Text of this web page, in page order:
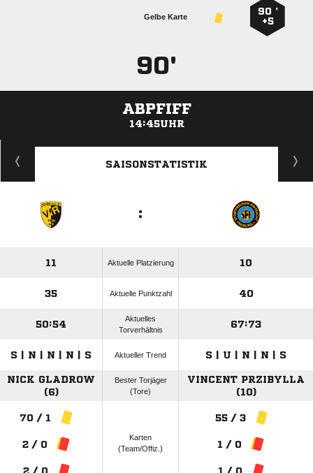
90 ’
+5
Gelbe Karte
90'
ABPFIFF
14:45UHR
ANZEIGE
SAISONSTATISTIK
:
11 Aktuelle Platzierung 10
35 Aktuelle Punktzahl 40
50:54
Aktuelles
Torverhältnis
67:73
S | N | N | N | S Aktueller Trend S | U | N | N | S
NICK GLADROW
(6)
Bester Torjäger
(Tore)
VINCENT PRZIBYLLA
(10)
70 / 1
2 / 0
2 / 0
Karten
(Team/Offiz.)
55 / 3
1 / 0
1 / 0